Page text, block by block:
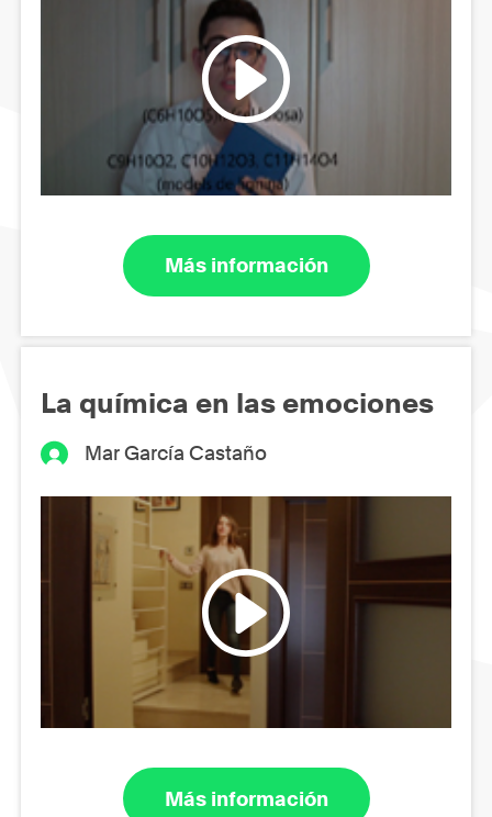
Más información
La química en las emociones
Mar García Castaño
Más información